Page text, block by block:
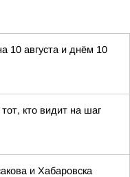
10 августа и днём 10
кто видит на шаг
и Хабаровска